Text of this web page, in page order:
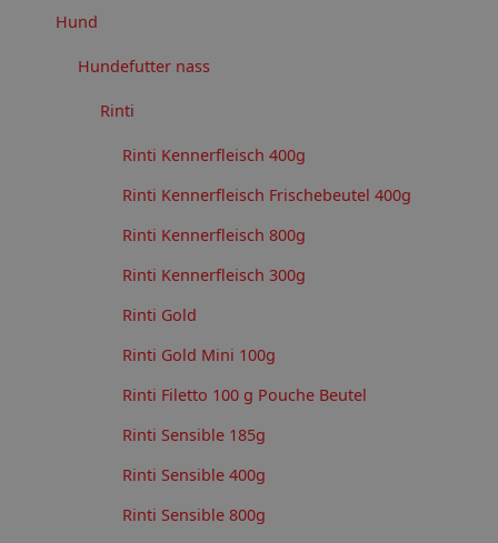
Hund
Hundefutter nass
Rinti
Rinti Kennerfleisch 400g
Rinti Kennerfleisch Frischebeutel 400g
Rinti Kennerfleisch 800g
Rinti Kennerfleisch 300g
Rinti Gold
Rinti Gold Mini 100g
Rinti Filetto 100 g Pouche Beutel
Rinti Sensible 185g
Rinti Sensible 400g
Rinti Sensible 800g